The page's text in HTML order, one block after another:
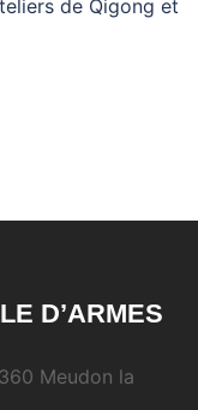
de Qigong et
D’ARMES
Meudon la